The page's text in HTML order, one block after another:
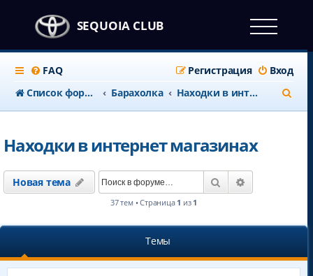
SEQUOIA CLUB
FAQ Вход
Регистрация
Список форумов
Барахолка Находки в интернет магазинах
о
Находки в интернет магазинах
Новая тема Поиск
37 тем • Страница 1 из 1
Темы